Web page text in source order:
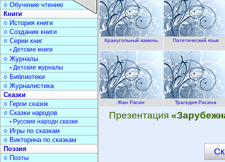
Краеугольный камень Патетический язык
Жан Расин Трагедия Расина
Презентация
○ Обучение чтению
Книги
○ История книги
○ Создание книги
○ Серии книг
▫ Детские книги
○ Журналы
▫ Детские журналы
○ Библиотеки
○ Журналистика
Сказки
○ Герои сказок
○ Сказки народов
▫ Русские народн.сказки
○ Игры по сказкам
○ Викторина по сказкам
Поэзия
○ Поэты